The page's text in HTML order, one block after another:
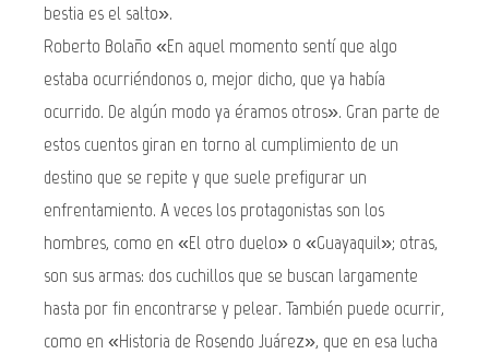
bestia es el salto».
Roberto Bolaño «En aquel momento sentí que algo
estaba ocurriéndonos o, mejor dicho, que ya había
ocurrido. De algún modo ya éramos otros». Gran parte de
estos cuentos giran en torno al cumplimiento de un
destino que se repite y que suele prefigurar un
enfrentamiento. A veces los protagonistas son los
hombres, como en «El otro duelo» o «Guayaquil»; otras,
son sus armas: dos cuchillos que se buscan largamente
hasta por fin encontrarse y pelear. También puede ocurrir,
como en «Historia de Rosendo Juárez», que en esa lucha